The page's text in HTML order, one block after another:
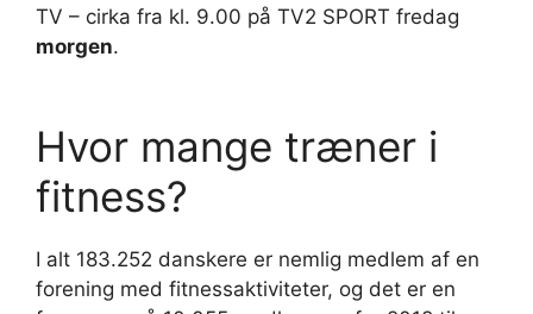
TV – cirka fra kl. 9.00 på TV2 SPORT fredag
morgen.
Hvor mange træner i
fitness?
I alt 183.252 danskere er nemlig medlem af en
forening med fitnessaktiviteter, og det er en